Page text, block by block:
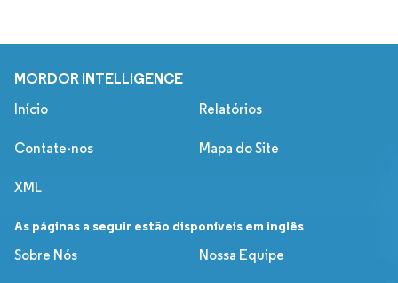
MORDOR INTELLIGENCE
Início Relatórios
Contate-nos Mapa do Site
XML
As páginas a seguir estão disponíveis em inglês
Sobre Nós
Nossa Equipe